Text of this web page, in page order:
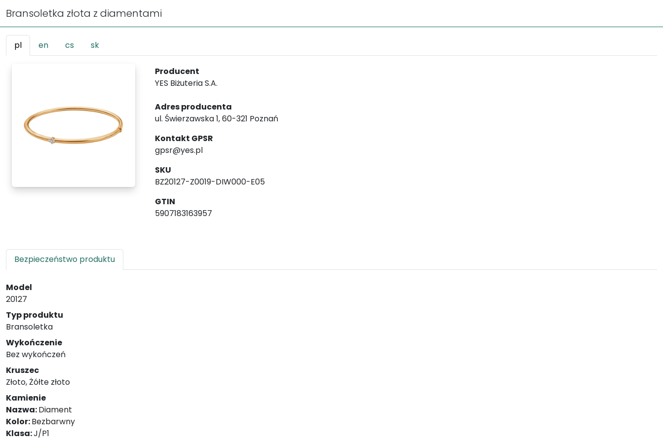
Bransoletka złota z diamentami
pl en cs sk
Producent
YES Biżuteria S.A.
Adres producenta
ul. Świerzawska 1, 60-321 Poznań
Kontakt GPSR
gpsr@yes.pl
SKU
BZ20127-Z0019-DIW000-E05
GTIN
5907183163957
Bezpieczeństwo produktu
Model
20127
Typ produktu
Bransoletka
Wykończenie
Bez wykończeń
Kruszec
Złoto, Żółte złoto
Kamienie
Nazwa:Diament
Kolor:Bezbarwny
Klasa:J/P1